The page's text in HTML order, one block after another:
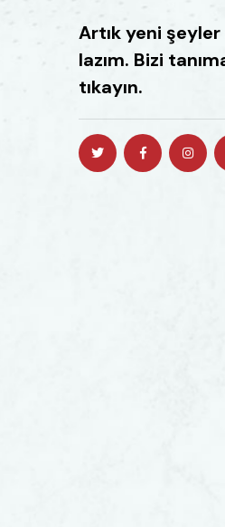
Artık yeni
lazım. Bizi
tıkayın.